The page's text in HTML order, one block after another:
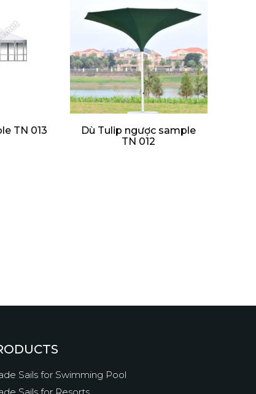
TN 013
Dù Tulip ngược sample
TN 012
Sails for Swimming Pool